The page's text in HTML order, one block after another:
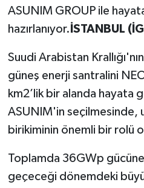
ASUNIM GROUP ile
hazırlanıyor. İSTANBUL
Suudi Arabistan
güneş enerji santralini
km2’lik bir alanda hayata
ASUNIM'in seçilmesinde,
birikiminin önemli bir rolü
Toplamda 36GWp
geçeceği dönemdeki
BÖLGE
TÜRKİYE